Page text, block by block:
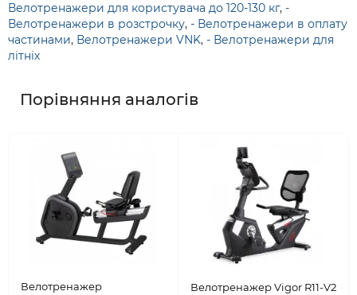
Велотренажери для користувача до 120-130 кг, -
Велотренажери в розстрочку, - Велотренажери в оплату
частинами, Велотренажери VNK, - Велотренажери для
літніх
Порівняння аналогів
Велотренажер
Велотренажер Vigor R11-V2